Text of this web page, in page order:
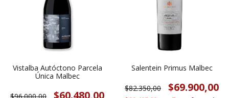
Vistalba Autóctono Parcela
Única Malbec
Salentein Primus Malbec
$82.350,00 $69.900,00